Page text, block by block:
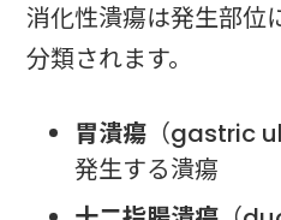
消化性潰瘍は発生部位
分類されます。
胃潰瘍 （gastric
発生する潰瘍